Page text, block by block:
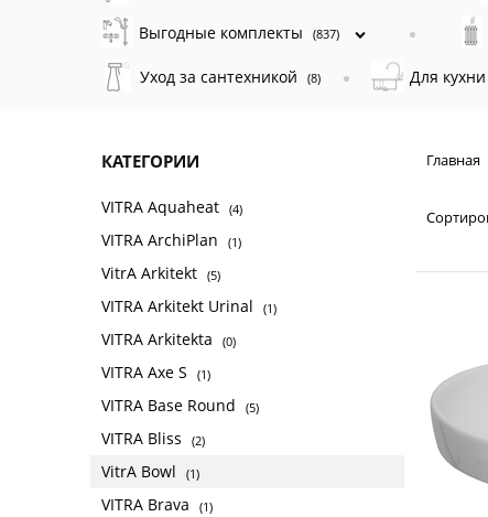
Выгодные комплекты (837)
Уход за сантехникой (8) Для
КАТЕГОРИИ
VITRA Aquaheat (4)
VITRA ArchiPlan (1)
VitrA Arkitekt (5)
VITRA Arkitekt Urinal (1)
VITRA Arkitekta (0)
VITRA Axe S (1)
VITRA Base Round (5)
VITRA Bliss (2)
VitrA Bowl (1)
VITRA Brava (1)
Главная